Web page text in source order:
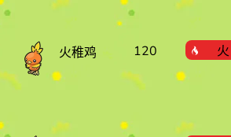
火稚鸡 120 火